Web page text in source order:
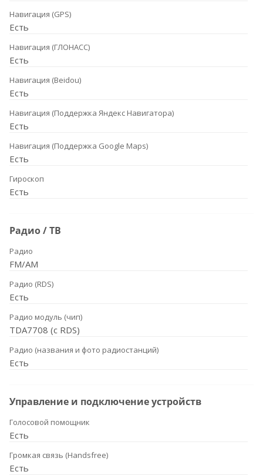
Навигация (GPS)
Есть
Навигация (ГЛОНАСС)
Есть
Навигация (Beidou)
Есть
Навигация (Поддержка Яндекс Навигатора)
Есть
Навигация (Поддержка Google Maps)
Есть
Гироскоп
Есть
Радио / ТВ
Радио
FM/AM
Радио (RDS)
Есть
Радио модуль (чип)
TDA7708 (с RDS)
Радио (названия и фото радиостанций)
Есть
Управление и подключение устройств
Голосовой помощник
Есть
Громкая связь (Handsfree)
Есть